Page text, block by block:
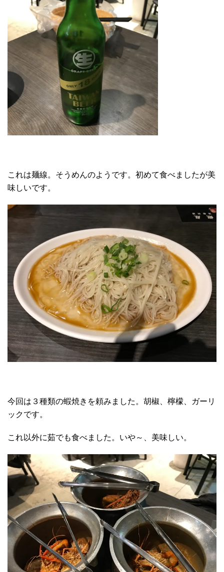
これは麺線。そうめんのようです。初めて食べましたが美
味しいです。
今回は３種類の蝦焼きを頼みました。胡椒、檸檬、ガーリ
ックです。
これ以外に茹でも食べました。いや～、美味しい。